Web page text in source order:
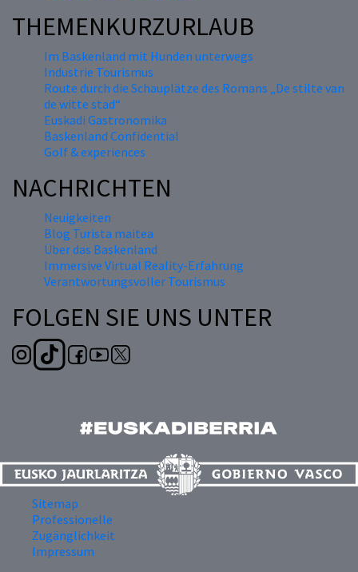
THEMENKURZURLAUB
Im Baskenland mit Hunden unterwegs
Industrie Tourismus
Route durch die Schauplätze des Romans „De stilte van
de witte stad“
Euskadi Gastronomika
Baskenland Confidential
Golf & experiences
NACHRICHTEN
Neuigkeiten
Blog Turista maitea
Über das Baskenland
Immersive Virtual Reality-Erfahrung
Verantwortungsvoller Tourismus
FOLGEN SIE UNS UNTER
Sitemap
Professionelle
Zugänglichkeit
Impressum